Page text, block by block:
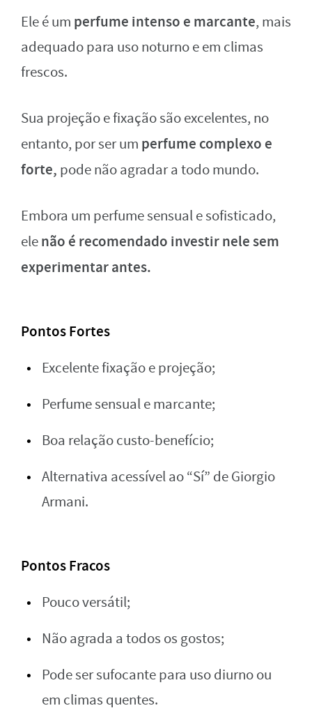
Ele é um perfume intenso e marcante, mais
adequado para uso noturno e em climas
frescos.
Sua projeção e fixação são excelentes, no
entanto, por ser um perfume complexo e
forte, pode não agradar a todo mundo.
Embora um perfume sensual e sofisticado,
elenão é recomendado investir nele sem
experimentar antes.
Pontos Fortes
Excelente fixação e projeção;
Perfume sensual e marcante;
Boa relação custo-benefício;
Alternativa acessível ao “Sí” de Giorgio
Armani.
Pontos Fracos
Pouco versátil;
Não agrada a todos os gostos;
Pode ser sufocante para uso diurno ou
em climas quentes.